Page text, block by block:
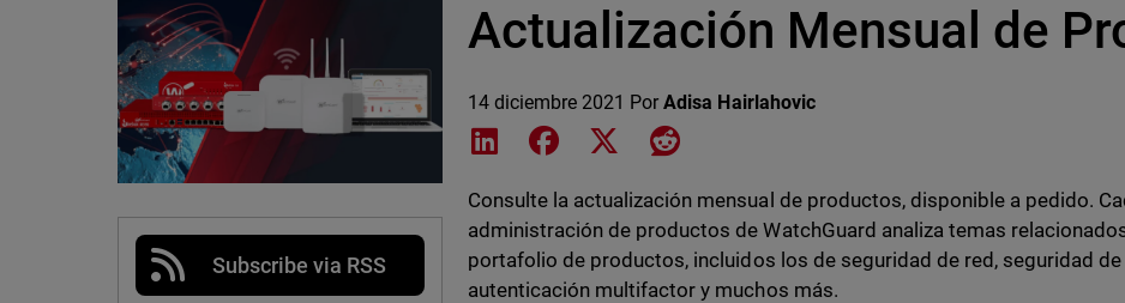
Subscribe via RSS
Actualización Mensual de
14 diciembre 2021 PorAdisa Hairlahovic
Share on LinkedIn
Share on Facebook
Share on XShare on Reddit
Consulte la actualización mensual de productos, disponible a pedido.
administración de productos de WatchGuard analiza temas
portafolio de productos, incluidos los de seguridad de red, seguridad
autenticación multifactor y muchos más.